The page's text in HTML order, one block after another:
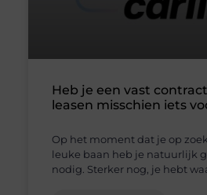
Heb je een vast
leasen misschien iets
Op het moment dat je op
leuke baan heb je natuurlijk
nodig. Sterker nog, je hebt